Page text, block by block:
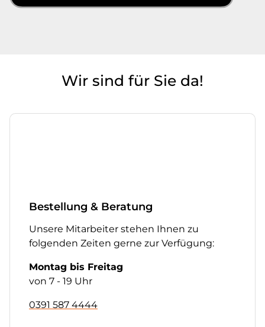
Wir sind für Sie da!
Bestellung & Beratung
Unsere Mitarbeiter stehen Ihnen zu
folgenden Zeiten gerne zur Verfügung:
Montag bis Freitag
von 7 - 19 Uhr
0391 587 4444